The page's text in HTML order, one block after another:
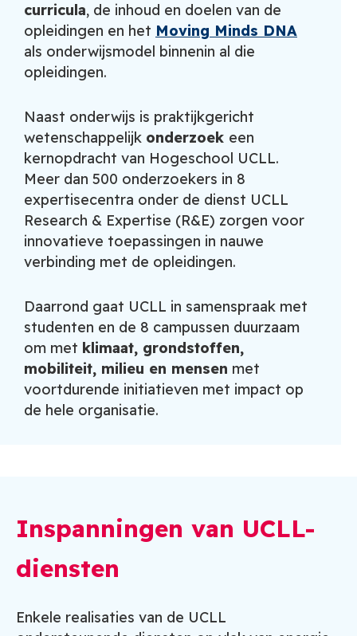
curricula, de inhoud en doelen van de
opleidingen en het Moving Minds DNA
als onderwijsmodel binnenin al die
opleidingen.
Naast onderwijs is praktijkgericht
wetenschappelijk onderzoek een
kernopdracht van Hogeschool UCLL.
Meer dan 500 onderzoekers in 8
expertisecentra onder de dienst UCLL
Research & Expertise (R&E) zorgen voor
innovatieve toepassingen in nauwe
verbinding met de opleidingen.
Daarrond gaat UCLL in samenspraak met
studenten en de 8 campussen duurzaam
om met klimaat, grondstoffen,
mobiliteit, milieu en mensen met
voortdurende initiatieven met impact op
de hele organisatie.
Inspanningen van UCLL-
diensten
Enkele realisaties van de UCLL